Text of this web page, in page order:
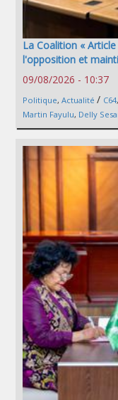
La Coalition «
l'opposition et
09/08/2026 - 10:37
Politique, Actualité / C64,
Martin Fayulu, Delly